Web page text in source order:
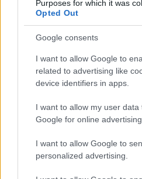
Purposes for which it was
Opted Out
Google consents
I want to allow Google to
related to advertising like
device identifiers in apps.
I want to allow my user data
Google for online
I want to allow Google to
personalized advertising.